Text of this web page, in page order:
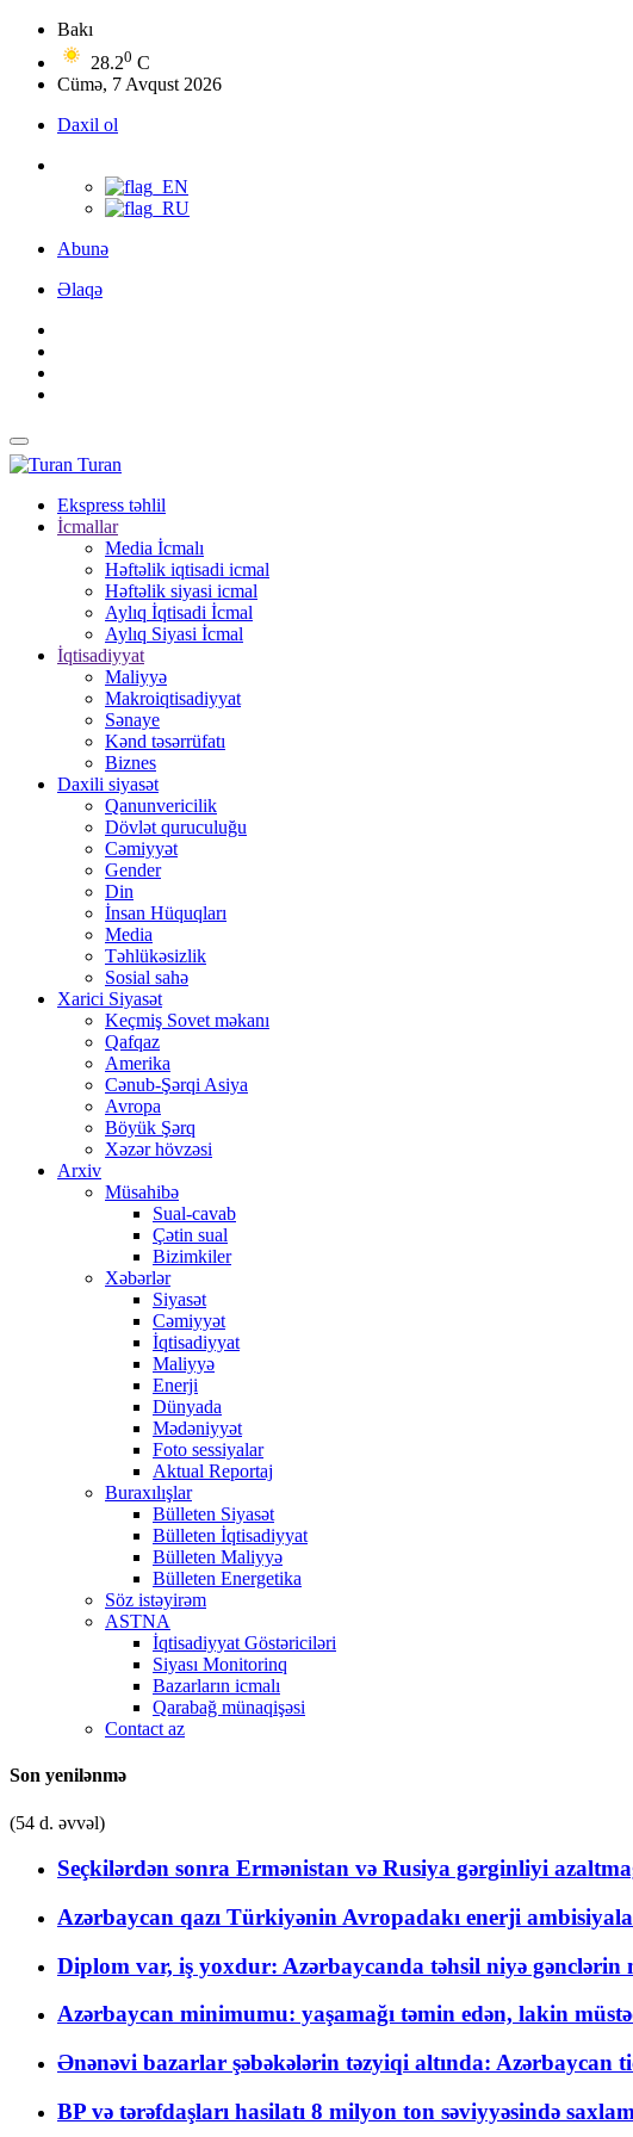
Bakı
28.20 C
Cümə, 7 Avqust 2026
Daxil ol
Abunə
Əlaqə
Turan
Ekspress təhlil
İcmallar
Media İcmalı
Həftəlik iqtisadi icmal
Həftəlik siyasi icmal
Aylıq İqtisadi İcmal
Aylıq Siyasi İcmal
İqtisadiyyat
Maliyyə
Makroiqtisadiyyat
Sənaye
Kənd təsərrüfatı
Biznes
Daxili siyasət
Qanunvericilik
Dövlət quruculuğu
Cəmiyyət
Gender
Din
İnsan Hüquqları
Media
Təhlükəsizlik
Sosial sahə
Xarici Siyasət
Keçmiş Sovet məkanı
Qafqaz
Amerika
Cənub-Şərqi Asiya
Avropa
Böyük Şərq
Xəzər hövzəsi
Arxiv
Müsahibə
Sual-cavab
Çətin sual
Bizimkiler
Xəbərlər
Siyasət
Cəmiyyət
İqtisadiyyat
Maliyyə
Enerji
Dünyada
Mədəniyyət
Foto sessiyalar
Aktual Reportaj
Buraxılışlar
Bülleten Siyasət
Bülleten İqtisadiyyat
Bülleten Maliyyə
Bülleten Energetika
Söz istəyirəm
ASTNA
İqtisadiyyat Göstəriciləri
Siyası Monitorinq
Bazarların icmalı
Qarabağ münaqişəsi
Contact az
Son yenilənmə
(54 d. əvvəl)
Seçkilərdən sonra Ermənistan və Rusiya gərginliyi
Azərbaycan qazı Türkiyənin Avropadakı enerji
Diplom var, iş yoxdur: Azərbaycanda təhsil niyə
Azərbaycan minimumu: yaşamağı təmin edən, lakin
Ənənəvi bazarlar şəbəkələrin təzyiqi altında: Azərbaycan
BP və tərəfdaşları hasilatı 8 milyon ton səviyyəsində